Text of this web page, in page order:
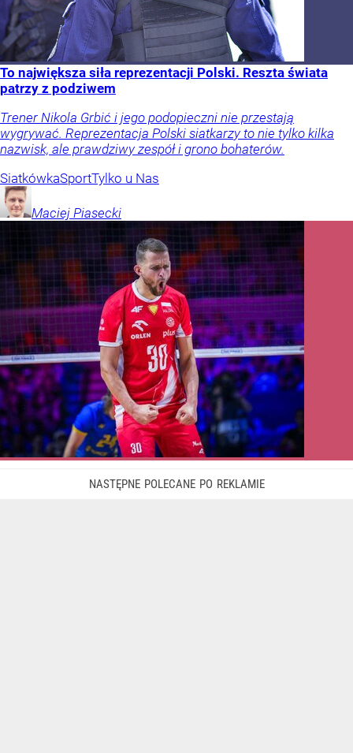
To największa siła reprezentacji Polski. Reszta świata
patrzy z podziwem
Trener Nikola Grbić i jego podopieczni nie przestają
wygrywać. Reprezentacja Polski siatkarzy to nie tylko kilka
nazwisk, ale prawdziwy zespół i grono bohaterów.
SiatkówkaSportTylko u Nas
Maciej Piasecki